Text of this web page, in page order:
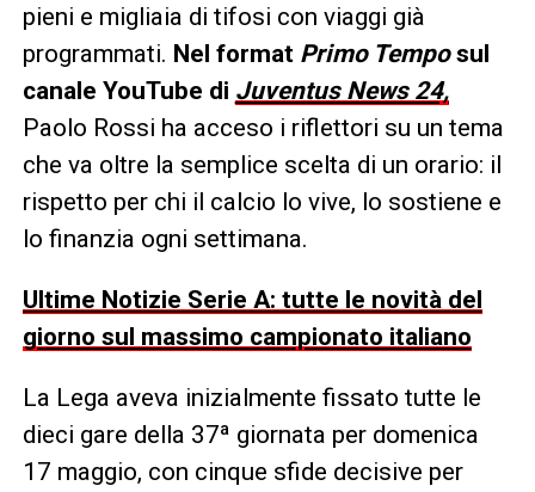
pieni e migliaia di tifosi con viaggi già
programmati. Nel format Primo Temposul
canale YouTube di Juventus News 24,
Paolo Rossi ha acceso i riflettori su un tema
che va oltre la semplice scelta di un orario: il
rispetto per chi il calcio lo vive, lo sostiene e
lo finanzia ogni settimana.
Ultime Notizie Serie A: tutte le novità del
giorno sul massimo campionato italiano
La Lega aveva inizialmente fissato tutte le
dieci gare della 37ª giornata per domenica
17 maggio, con cinque sfide decisive per